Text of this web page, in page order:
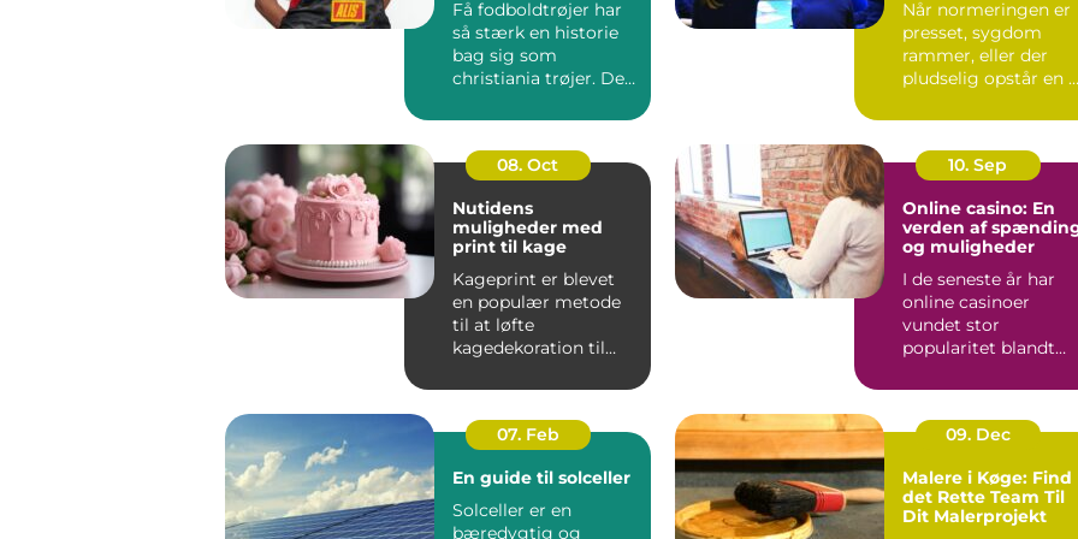
Få fodboldtrøjer har
så stærk en historie
bag sig som
christiania trøjer. De
far...
Når normeringen er
presset, sygdom
rammer, eller der
pludselig opstår en
for ...
08. Oct
Nutidens
muligheder med
print til kage
Kageprint er blevet
en populær metode
til at løfte
kagedekoration til
10. Sep
Online casino: En
verden af
og muligheder
I de seneste år har
online casinoer
vundet stor
popularitet blandt
hele v...
07. Feb
En guide til solceller
Solceller er en
bæredygtig og
09. Dec
Malere i Køge: Find
det Rette Team Til
Dit Malerprojekt